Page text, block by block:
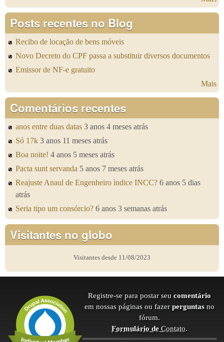
Posts recentes no Blog
Recibo de locação de bens móveis
Novo Decreto do CPF passa a substituir diversos documentos
Emissor de NF-e gratuito
Mais
Comentários recentes
anos entre duas datas 3 anos 4 meses atrás
Só 17k 3 anos 11 meses atrás
Boa noite! 4 anos 5 meses atrás
Pacta sunt servanda 5 anos 7 meses atrás
Reajuste Anaul de Engenheiro ìndice INCC? 6 anos 5 dias
atrás
Seria tipo um consórcio? 6 anos 3 semanas atrás
Visitantes no globo
Visitantes desde 11/08/2023
Registre-se para postar seu comentário
em nossas páginas ou fazer perguntasno
fórum.
Formulário deContato.